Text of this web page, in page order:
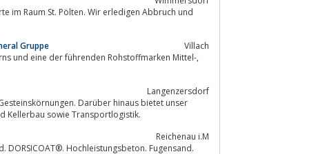
Gruppe
Villach
und eine der führenden Rohstoffmarken Mittel-,
Langenzersdorf
Darüber hinaus bietet unser
in den Bereichen Umwelttechnik, Erd- und Kellerbau sowie Transportlogistik.
Reichenau i.M
Hochleistungsbeton. Fugensand.